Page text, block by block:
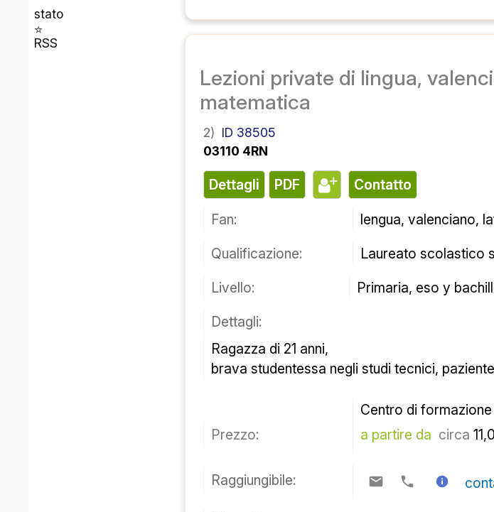
stato
⭐
RSS
Lezioni private di lingua,
matematica
2) ID 38505
03110 4RN
Dettagli PDF contatto
Fan:
lengua, valenciano,
Qualificazione:
Laureato scolastico
Livello:
Primaria, eso y
Dettagli:
Ragazza di 21 anni,
brava studentessa negli studi tecnici,
Prezzo:
Centro di
a partire da circa
Raggiungibile: